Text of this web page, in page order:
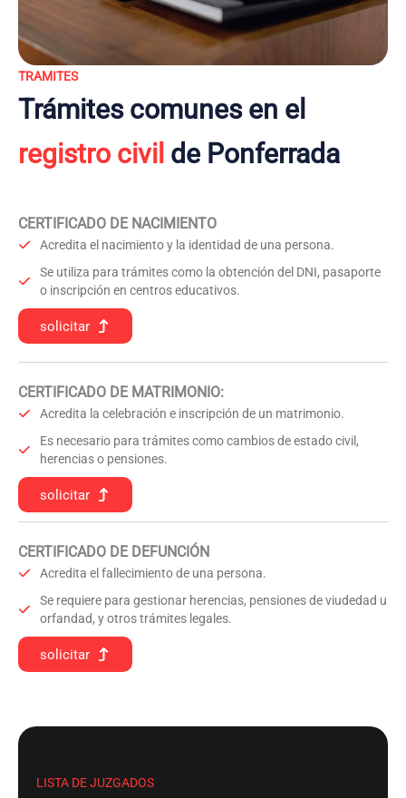
TRAMITES
Trámites comunes en el
registro civil de Ponferrada
CERTIFICADO DE NACIMIENTO
Acredita el nacimiento y la identidad de una persona.
Se utiliza para trámites como la obtención del DNI, pasaporte
o inscripción en centros educativos.
solicitar
CERTIFICADO DE MATRIMONIO:
Acredita la celebración e inscripción de un matrimonio.
Es necesario para trámites como cambios de estado civil,
herencias o pensiones.
solicitar
CERTIFICADO DE DEFUNCIÓN
Acredita el fallecimiento de una persona.
Se requiere para gestionar herencias, pensiones de viudedad u
orfandad, y otros trámites legales.
solicitar
LISTA DE JUZGADOS